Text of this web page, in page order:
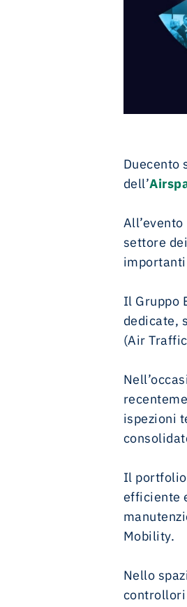
Duecento
dell’
settore
Il Gruppo
dedicate,
(Air
ispezioni
Il
efficiente
Mobility.
Nello
controllori